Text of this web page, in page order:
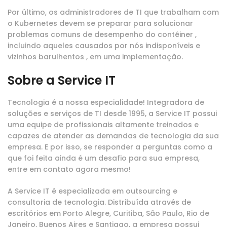
Por último, os administradores de TI que trabalham com
o Kubernetes devem se preparar para solucionar
problemas comuns de desempenho do contêiner ,
incluindo aqueles causados ​​por nós indisponíveis e
vizinhos barulhentos , em uma implementação.
Sobre a Service IT
Tecnologia é a nossa especialidade! Integradora de
soluções e serviços de TI desde 1995, a Service IT possui
uma equipe de profissionais altamente treinados e
capazes de atender as demandas de tecnologia da sua
empresa. E por isso, se responder a perguntas como a
que foi feita ainda é um desafio para sua empresa,
entre em contato agora mesmo!
A Service IT é especializada em outsourcing e
consultoria de tecnologia. Distribuída através de
escritórios em Porto Alegre, Curitiba, São Paulo, Rio de
Janeiro, Buenos Aires e Santiago, a empresa possui